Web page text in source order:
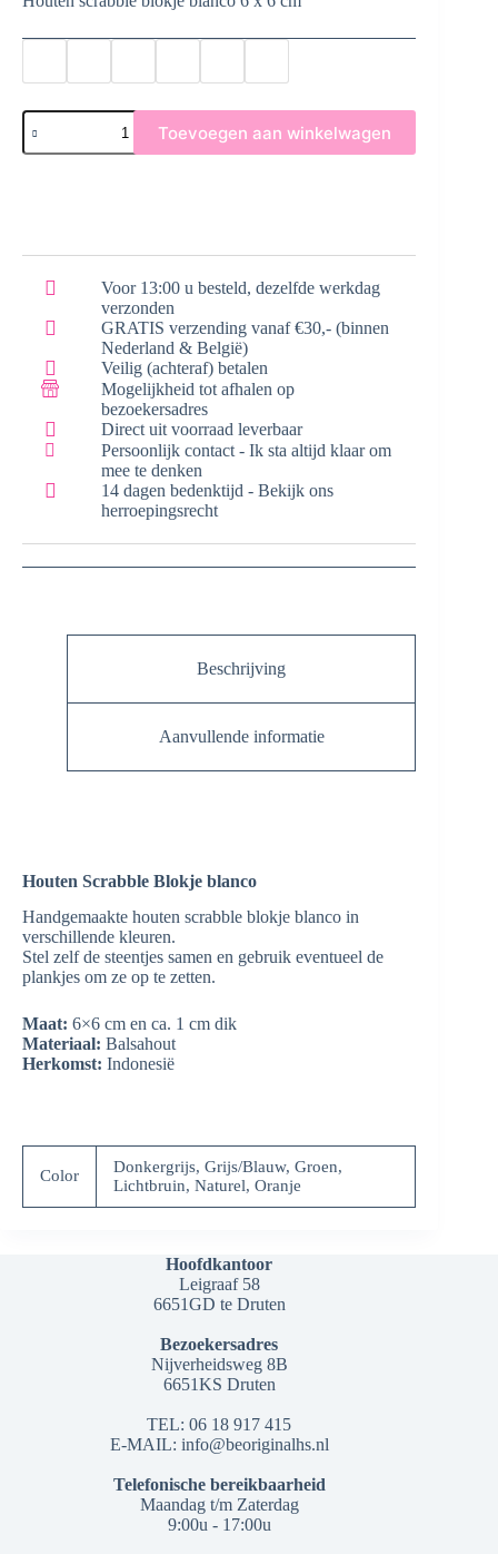
Houten
Scrabble
Blokje
Toevoegen aan winkelwagen
Voor 13:00 u besteld, dezelfde werkdag
verzonden
GRATIS verzending vanaf €30,- (binnen
Nederland & België)
Veilig (achteraf) betalen
Mogelijkheid tot afhalen op
bezoekersadres
Direct uit voorraad leverbaar
Persoonlijk contact - Ik sta altijd klaar om
mee te denken
14 dagen bedenktijd - Bekijk ons
herroepingsrecht
Beschrijving
Aanvullende informatie
Houten Scrabble Blokje blanco
Handgemaakte houten scrabble blokje blanco in
verschillende kleuren.
Stel zelf de steentjes samen en gebruik eventueel de
plankjes om ze op te zetten.
Maat: 6×6 cm en ca. 1 cm dik
Materiaal: Balsahout
Herkomst: Indonesië
Color Donkergrijs, Grijs/Blauw, Groen,
Lichtbruin, Naturel, Oranje
Hoofdkantoor
Leigraaf 58
6651GD te Druten
Bezoekersadres
Nijverheidsweg 8B
6651KS Druten
TEL: 06 18 917 415
E-MAIL: info@beoriginalhs.nl
Telefonische bereikbaarheid
Maandag t/m Zaterdag
9:00u - 17:00u